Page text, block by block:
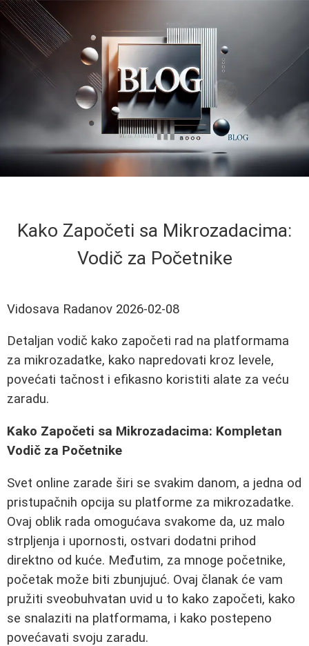
Kako Započeti sa Mikrozadacima:
Vodič za Početnike
Vidosava Radanov 2026-02-08
Detaljan vodič kako započeti rad na platformama
za mikrozadatke, kako napredovati kroz levele,
povećati tačnost i efikasno koristiti alate za veću
zaradu.
Kako Započeti sa Mikrozadacima: Kompletan
Vodič za Početnike
Svet online zarade širi se svakim danom, a jedna od
pristupačnih opcija su platforme za mikrozadatke.
Ovaj oblik rada omogućava svakome da, uz malo
strpljenja i upornosti, ostvari dodatni prihod
direktno od kuće. Međutim, za mnoge početnike,
početak može biti zbunjujuć. Ovaj članak će vam
pružiti sveobuhvatan uvid u to kako započeti, kako
se snalaziti na platformama, i kako postepeno
povećavati svoju zaradu.